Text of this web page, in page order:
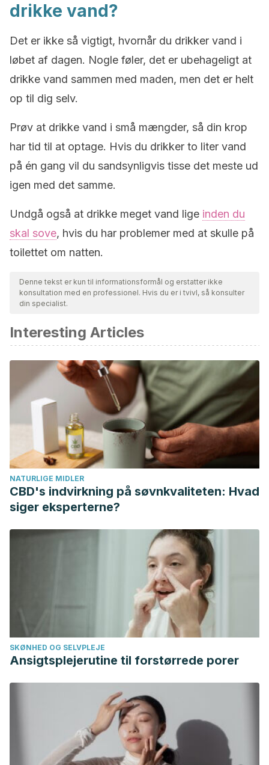
drikke vand?
Det er ikke så vigtigt, hvornår du drikker vand i
løbet af dagen. Nogle føler, det er ubehageligt at
drikke vand sammen med maden, men det er helt
op til dig selv.
Prøv at drikke vand i små mængder, så din krop
har tid til at optage. Hvis du drikker to liter vand
på én gang vil du sandsynligvis tisse det meste ud
igen med det samme.
Undgå også at drikke meget vand lige inden du
skal sove, hvis du har problemer med at skulle på
toilettet om natten.
Denne tekst er kun til informationsformål og erstatter ikke
konsultation med en professionel. Hvis du er i tvivl, så konsulter
din specialist.
Interesting Articles
NATURLIGE MIDLER
CBD's indvirkning på søvnkvaliteten: Hvad
siger eksperterne?
SKØNHED OG SELVPLEJE
Ansigtsplejerutine til forstørrede porer